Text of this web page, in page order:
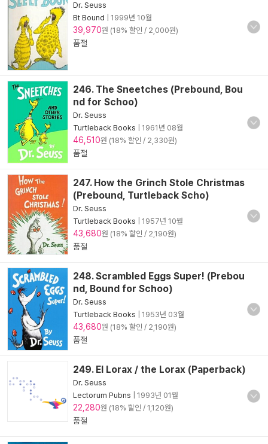
Dr. Seuss
Bt Bound
1999년 10월
39,970원 (18% 할인 / 2,000원)
품절
246. The Sneetches (Prebound, Bou
nd for Schoo)
Dr. Seuss
Turtleback Books
1961년 08월
46,510원 (18% 할인 / 2,330원)
품절
247. How the Grinch Stole Christmas
(Prebound, Turtleback Scho)
Dr. Seuss
Turtleback Books
1957년 10월
43,680원 (18% 할인 / 2,190원)
품절
248. Scrambled Eggs Super! (Prebou
nd, Bound for Schoo)
Dr. Seuss
Turtleback Books
1953년 03월
43,680원 (18% 할인 / 2,190원)
품절
249. El Lorax / the Lorax (Paperback)
Dr. Seuss
Lectorum Pubns
1993년 01월
22,280원 (18% 할인 / 1,120원)
품절